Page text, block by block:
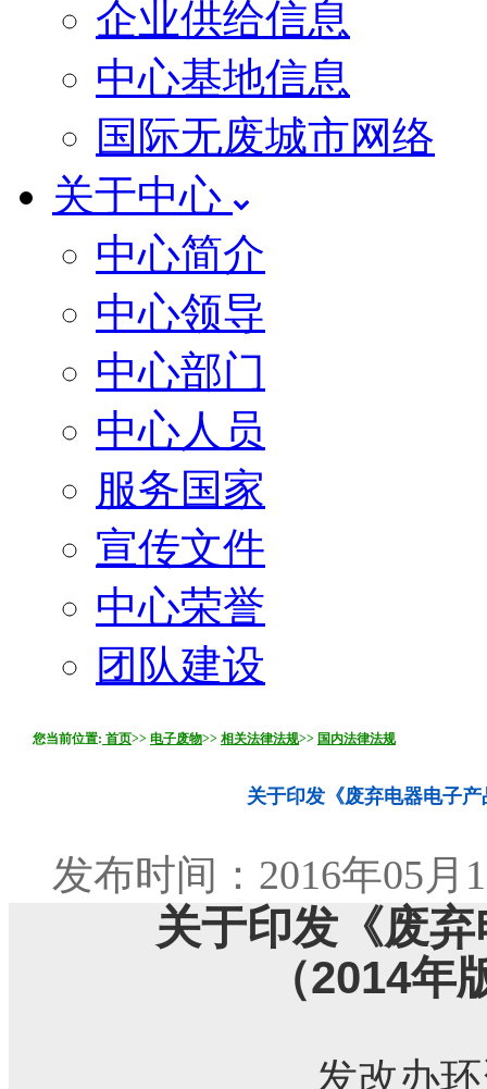
企业供给信息
中心基地信息
国际无废城市网络
关于中心
中心简介
中心领导
中心部门
中心人员
服务国家
宣传文件
中心荣誉
团队建设
您当前位置: 首页>> 电子废物>> 相关法律法规>> 国内法律法规
关于印发《废弃电器电子
发布时间：2016年05
关于印发《废
（2014
发改办